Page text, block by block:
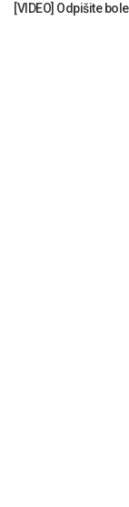
[VIDEO] Odpišite